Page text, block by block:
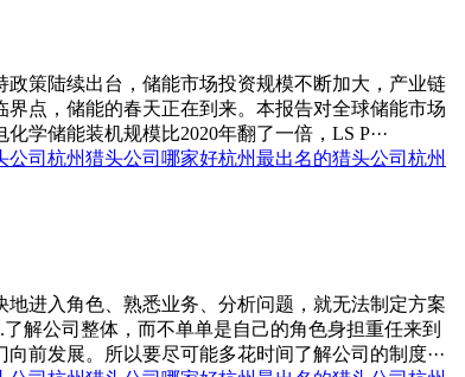
策陆续出台，储能市场投资规模不断加大，产业链
点，储能的春天正在到来。本报告对全球储能市场
储能装机规模比2020年翻了一倍，LS P···
公司 杭州猎头公司哪家好杭州最出名的猎头公司 杭州
进入角色、熟悉业务、分析问题，就无法制定方案
解公司整体，而不单单是自己的角色身担重任来到
前发展。所以要尽可能多花时间了解公司的制度···